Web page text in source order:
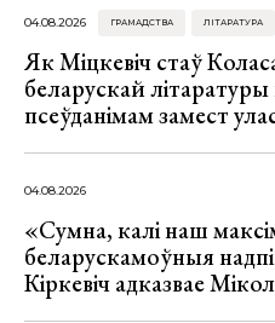
04.08.2026 ГРАМАДСТВА ЛІТАРАТУРА
Як Міцкевіч стаў
беларускай
псеўданімам замест
04.08.2026
«Сумна, калі наш
беларускамоўныя
Кіркевіч адказвае